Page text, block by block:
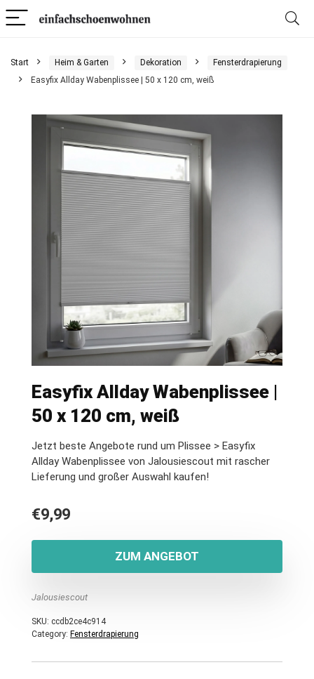
Start Heim & Garten Dekoration
Fensterdrapierung
Easyfix Allday Wabenplissee | 50 x 120 cm, weiß
Easyfix Allday Wabenplissee |
50 x 120 cm, weiß
Jetzt beste Angebote rund um Plissee > Easyfix
Allday Wabenplissee von Jalousiescout mit rascher
Lieferung und großer Auswahl kaufen!
€9,99
ZUM ANGEBOT
Jalousiescout
SKU: ccdb2ce4c914
Category: Fensterdrapierung